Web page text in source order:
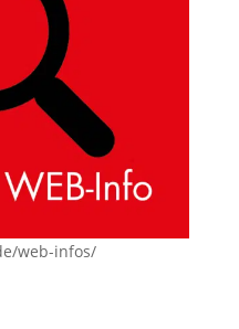
web-infos/